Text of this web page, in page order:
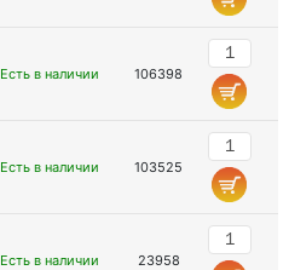
Есть в наличии 106398
Есть в наличии 103525
Есть в наличии 23958